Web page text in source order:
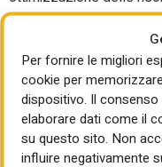
Per fornire le migliori
cookie per
dispositivo. Il
elaborare dati come il
su questo sito. Non
influire negativamente
massimo riutilizzo,
riduzione dell’impatto
professionalità e
acquisita nel campo
certificazioni (sistemi
tutela dei lavoratori,
tempi di esecuzione